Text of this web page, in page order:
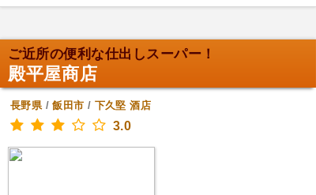
ご近所の便利な仕出しスーパー！
殿平屋商店
長野県/飯田市 / 下久堅 酒店
3.0